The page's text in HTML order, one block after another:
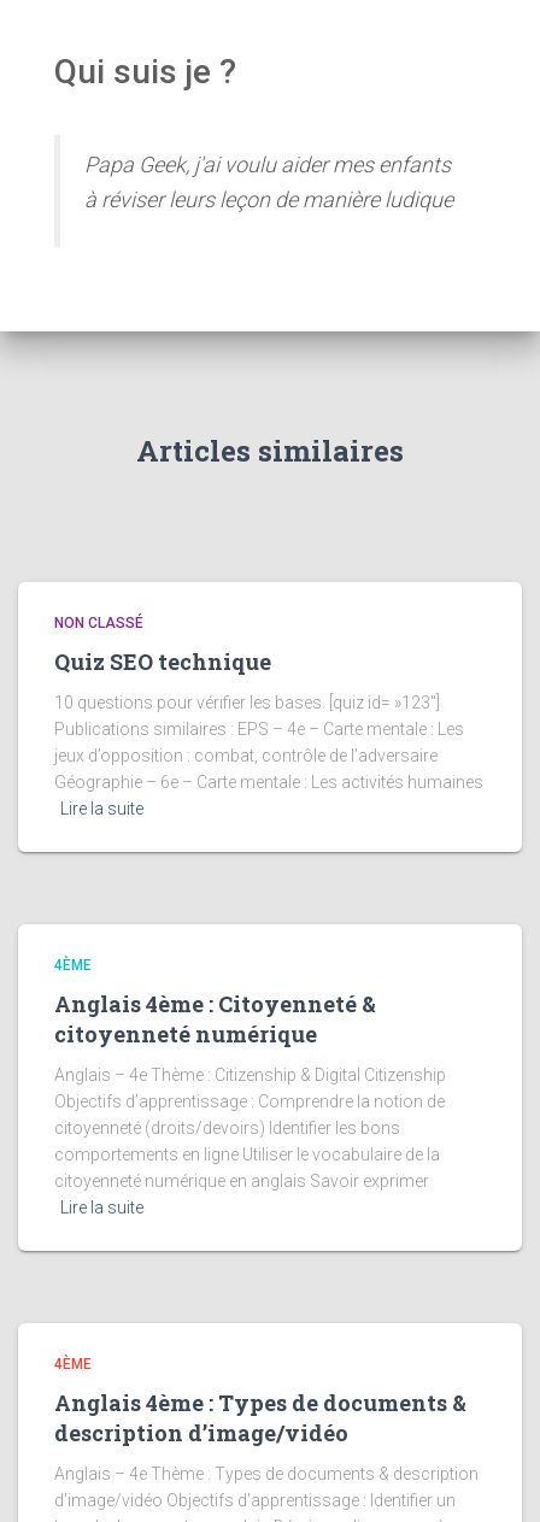
Qui suis je ?
Papa Geek, j'ai voulu aider mes enfants
à réviser leurs leçon de manière ludique
Articles similaires
NON CLASSÉ
Quiz SEO technique
10 questions pour vérifier les bases. [quiz id= »123″]
Publications similaires : EPS – 4e – Carte mentale : Les
jeux d’opposition : combat, contrôle de l’adversaire
Géographie – 6e – Carte mentale : Les activités humaines
Lire la suite
4ÈME
Anglais 4ème : Citoyenneté &
citoyenneté numérique
Anglais – 4e Thème : Citizenship & Digital Citizenship
Objectifs d’apprentissage : Comprendre la notion de
citoyenneté (droits/devoirs) Identifier les bons
comportements en ligne Utiliser le vocabulaire de la
citoyenneté numérique en anglais Savoir exprimer
Lire la suite
4ÈME
Anglais 4ème : Types de documents &
description d’image/vidéo
Anglais – 4e Thème : Types de documents & description
d’image/vidéo Objectifs d’apprentissage : Identifier un